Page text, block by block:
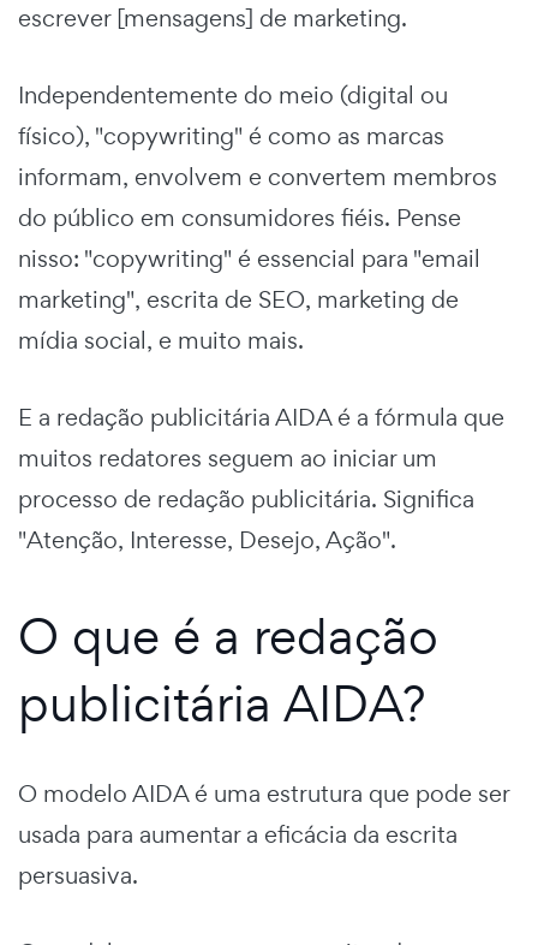
escrever [mensagens] de marketing.
Independentemente do meio (digital ou
físico), "copywriting" é como as marcas
informam, envolvem e convertem membros
do público em consumidores fiéis. Pense
nisso: "copywriting" é essencial para "email
marketing", escrita de SEO, marketing de
mídia social, e muito mais.
E a redação publicitária AIDA é a fórmula que
muitos redatores seguem ao iniciar um
processo de redação publicitária. Significa
"Atenção, Interesse, Desejo, Ação".
O que é a redação
publicitária AIDA?
O modelo AIDA é uma estrutura que pode ser
usada para aumentar a eficácia da escrita
persuasiva.